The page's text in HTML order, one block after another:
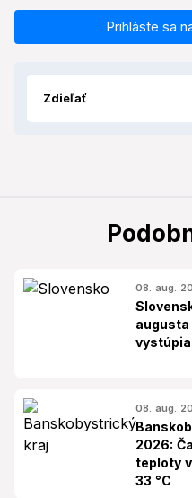
Prihláste sa
Zdieľať
08. aug.
augusta
vystúpia
08. aug.
2026:
teploty
33 °C